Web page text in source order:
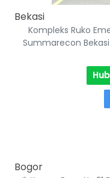
Bekasi
Kompleks Ruko
Summarecon Bekasi
Bogor